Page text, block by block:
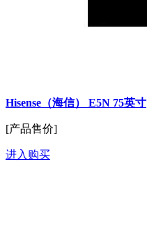
Hisense（海信） E5N 75英寸
[产品售价]
进入购买